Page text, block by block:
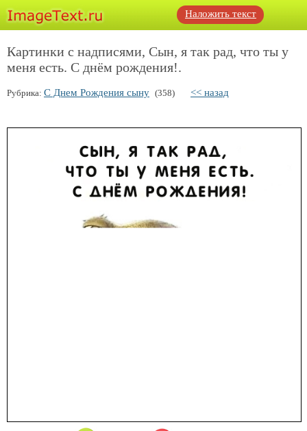
Наложить текст
Картинки с надписями, Сын, я так рад, что ты у
меня есть. С днём рождения!.
Рубрика: С Днем Рождения сыну (358) << назад